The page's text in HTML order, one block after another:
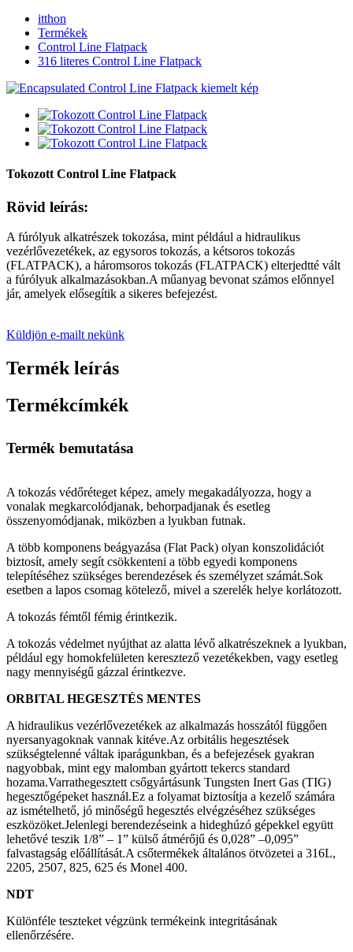
itthon
Termékek
Control Line Flatpack
316 literes Control Line Flatpack
Tokozott Control Line Flatpack
Rövid leírás:
A fúrólyuk alkatrészek tokozása, mint például a hidraulikus
vezérlővezetékek, az egysoros tokozás, a kétsoros tokozás
(FLATPACK), a háromsoros tokozás (FLATPACK) elterjedtté vált
a fúrólyuk alkalmazásokban.A műanyag bevonat számos előnnyel
jár, amelyek elősegítik a sikeres befejezést.
Küldjön e-mailt nekünk
Termék leírás
Termékcímkék
Termék bemutatása
A tokozás védőréteget képez, amely megakadályozza, hogy a
vonalak megkarcolódjanak, behorpadjanak és esetleg
összenyomódjanak, miközben a lyukban futnak.
A több komponens beágyazása (Flat Pack) olyan konszolidációt
biztosít, amely segít csökkenteni a több egyedi komponens
telepítéséhez szükséges berendezések és személyzet számát.Sok
esetben a lapos csomag kötelező, mivel a szerelék helye korlátozott.
A tokozás fémtől fémig érintkezik.
A tokozás védelmet nyújthat az alatta lévő alkatrészeknek a lyukban,
például egy homokfelületen keresztező vezetékekben, vagy esetleg
nagy mennyiségű gázzal érintkezve.
ORBITAL HEGESZTÉS MENTES
A hidraulikus vezérlővezetékek az alkalmazás hosszától függően
nyersanyagoknak vannak kitéve.Az orbitális hegesztések
szükségtelenné váltak iparágunkban, és a befejezések gyakran
nagyobbak, mint egy malomban gyártott tekercs standard
hozama.Varrathegesztett csőgyártásunk Tungsten Inert Gas (TIG)
hegesztőgépeket használ.Ez a folyamat biztosítja a kezelő számára
az ismételhető, jó minőségű hegesztés elvégzéséhez szükséges
eszközöket.Jelenlegi berendezéseink a hideghúzó gépekkel együtt
lehetővé teszik 1/8” – 1” külső átmérőjű és 0,028” –0,095”
falvastagság előállítását.A csőtermékek általános ötvözetei a 316L,
2205, 2507, 825, 625 és Monel 400.
NDT
Különféle teszteket végzünk termékeink integritásának
ellenőrzésére.